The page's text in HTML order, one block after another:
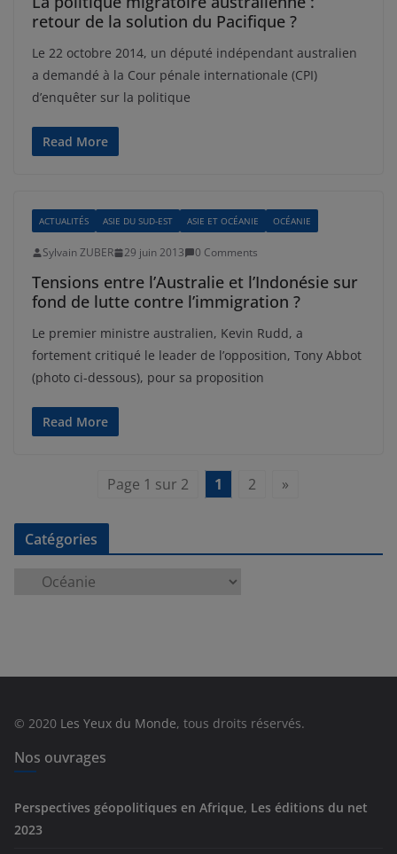
retour de la solution du Pacifique ?
Le 22 octobre 2014, un député indépendant australien
a demandé à la Cour pénale internationale (CPI)
d’enquêter sur la politique
Read More
ACTUALITÉS ASIE DU SUD-EST ASIE ET OCÉANIE OCÉANIE
Sylvain ZUBER 29 juin 2013 0 Comments
Tensions entre l’Australie et l’Indonésie sur
fond de lutte contre l’immigration ?
Le premier ministre australien, Kevin Rudd, a
fortement critiqué le leader de l’opposition, Tony Abbot
(photo ci-dessous), pour sa proposition
Read More
Page 1 sur 2 1 2 »
Catégories
e
s
© 2020 Les Yeux du Monde, tous droits réservés.
Nos ouvrages
Perspectives géopolitiques en Afrique, Les éditions du net
2023